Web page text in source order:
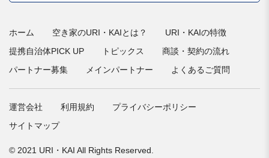
ホーム 空き家のURI・KAIとは？
URI・KAIの特徴
提携自治体PICK UP
トピックス
商談・契約の流れ
パートナー募集
メインパートナー よくあるご質問
運営会社 利用規約
プライバシーポリシー
サイトマップ
© 2021 URI・KAI All Rights Reserved.